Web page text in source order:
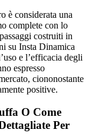
è considerata una
complete con lo
costruiti in
su Insta Dinamica
e l’efficacia degli
espresso
ciononostante
positive.
O Come
Per